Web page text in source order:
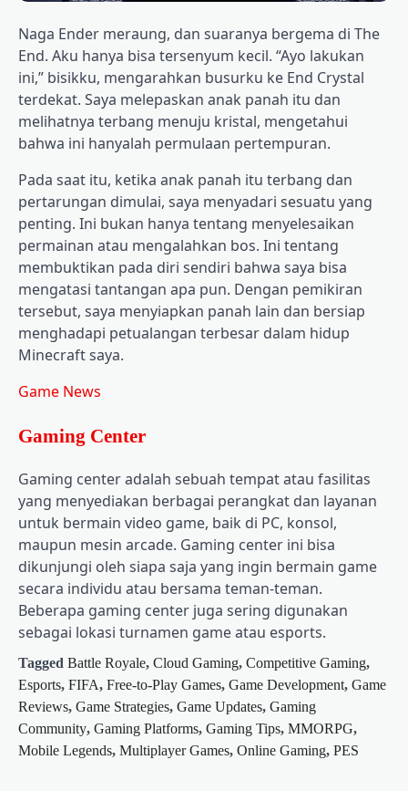
Naga Ender meraung, dan suaranya bergema di The
End. Aku hanya bisa tersenyum kecil. “Ayo lakukan
ini,” bisikku, mengarahkan busurku ke End Crystal
terdekat. Saya melepaskan anak panah itu dan
melihatnya terbang menuju kristal, mengetahui
bahwa ini hanyalah permulaan pertempuran.
Pada saat itu, ketika anak panah itu terbang dan
pertarungan dimulai, saya menyadari sesuatu yang
penting. Ini bukan hanya tentang menyelesaikan
permainan atau mengalahkan bos. Ini tentang
membuktikan pada diri sendiri bahwa saya bisa
mengatasi tantangan apa pun. Dengan pemikiran
tersebut, saya menyiapkan panah lain dan bersiap
menghadapi petualangan terbesar dalam hidup
Minecraft saya.
Game News
Gaming Center
Gaming center adalah sebuah tempat atau fasilitas
yang menyediakan berbagai perangkat dan layanan
untuk bermain video game, baik di PC, konsol,
maupun mesin arcade. Gaming center ini bisa
dikunjungi oleh siapa saja yang ingin bermain game
secara individu atau bersama teman-teman.
Beberapa gaming center juga sering digunakan
sebagai lokasi turnamen game atau esports.
Tagged Battle Royale, Cloud Gaming, Competitive Gaming,
Esports, FIFA, Free-to-Play Games, Game Development, Game
Reviews, Game Strategies, Game Updates, Gaming
Community, Gaming Platforms, Gaming Tips, MMORPG,
Mobile Legends, Multiplayer Games, Online Gaming, PES